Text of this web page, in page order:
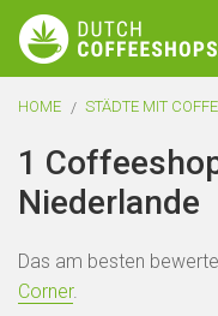
HOME STÄDTE MIT
1
Niederlande
Das am besten
Corner.